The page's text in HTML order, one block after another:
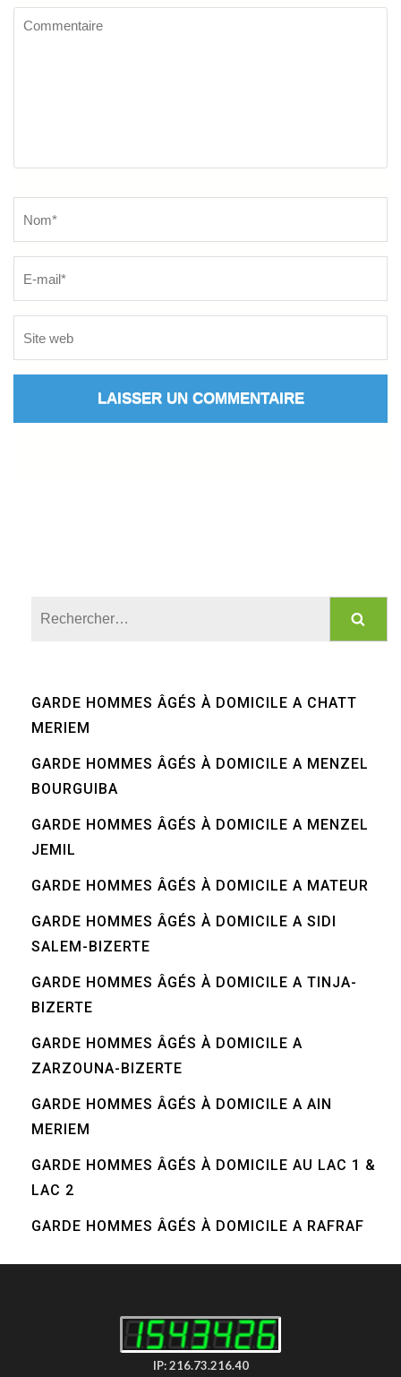
Commentaire
GARDE HOMMES ÂGÉS À DOMICILE A CHATT
MERIEM
GARDE HOMMES ÂGÉS À DOMICILE A MENZEL
BOURGUIBA
GARDE HOMMES ÂGÉS À DOMICILE A MENZEL
JEMIL
GARDE HOMMES ÂGÉS À DOMICILE A MATEUR
GARDE HOMMES ÂGÉS À DOMICILE A SIDI
SALEM-BIZERTE
GARDE HOMMES ÂGÉS À DOMICILE A TINJA-
BIZERTE
GARDE HOMMES ÂGÉS À DOMICILE A
ZARZOUNA-BIZERTE
GARDE HOMMES ÂGÉS À DOMICILE A AIN
MERIEM
GARDE HOMMES ÂGÉS À DOMICILE AU LAC 1 &
LAC 2
GARDE HOMMES ÂGÉS À DOMICILE A RAFRAF
IP: 216.73.216.40